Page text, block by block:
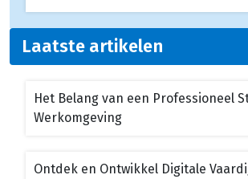
Laatste artikelen
Het Belang van een Professioneel
Werkomgeving
Ontdek en Ontwikkel Digitale